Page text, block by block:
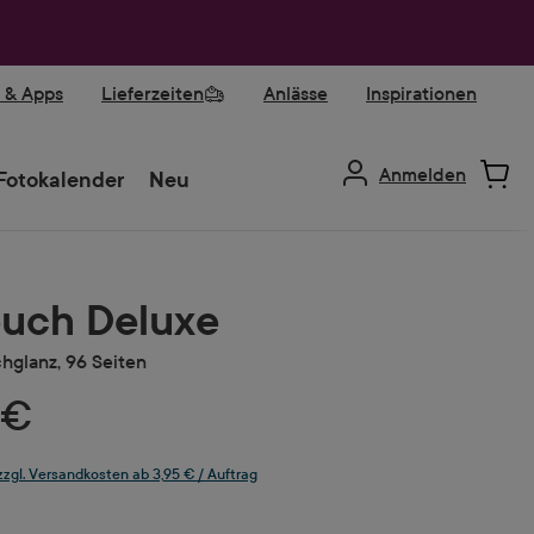
Apps Lieferzeiten Anlässe Inspirationen
Fotokalender Neu Anmelden
Deluxe
96 Seiten
Versandkosten ab 3,95 € / Auftrag